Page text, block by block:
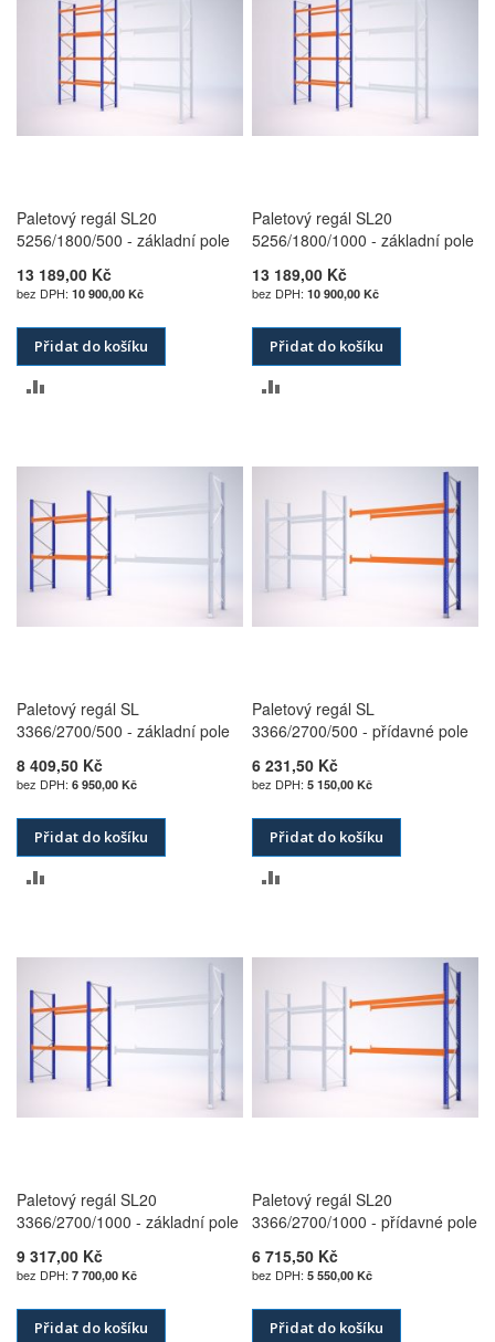
Paletový regál SL20
5256/1800/500 - základní pole
13 189,00 Kč
10 900,00 Kč
Přidat do košíku
POROVNÁNÍ
Paletový regál SL20
5256/1800/1000 - základní pole
13 189,00 Kč
10 900,00 Kč
Přidat do košíku
POROVNÁNÍ
Paletový regál SL
3366/2700/500 - základní pole
8 409,50 Kč
6 950,00 Kč
Přidat do košíku
POROVNÁNÍ
Paletový regál SL
3366/2700/500 - přídavné pole
6 231,50 Kč
5 150,00 Kč
Přidat do košíku
POROVNÁNÍ
Paletový regál SL20
3366/2700/1000 - základní pole
9 317,00 Kč
7 700,00 Kč
Přidat do košíku
Paletový regál SL20
3366/2700/1000 - přídavné pole
6 715,50 Kč
5 550,00 Kč
Přidat do košíku